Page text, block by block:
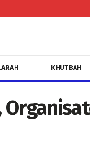
KHUTBAH